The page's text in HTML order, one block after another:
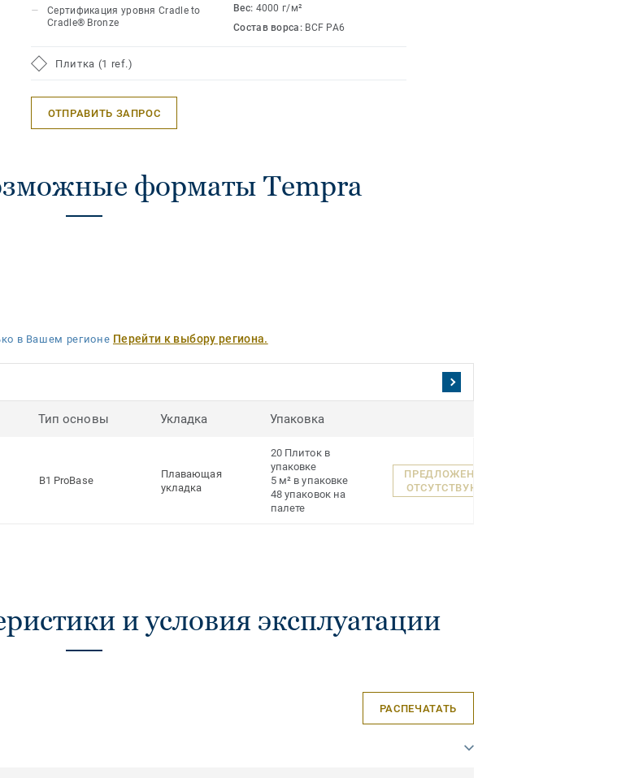
Сертификация уровня Cradle to
Cradle® Bronze
Вес: 4000 г/м²
Состав ворса: BCF PA6
Плитка (1 ref.)
ОТПРАВИТЬ ЗАПРОС
форматы Tempra
в Вашем регионе Перейти к выбору региона.
Тип основы Укладка Упаковка
B1 ProBase
Плавающая
укладка
20 Плиток в
упаковке
5 м² в упаковке
48 упаковок на
палете
ПРЕДЛОЖЕНИЯ
ОТСУТСТВУЮТ
и условия эксплуатации
РАСПЕЧАТАТЬ